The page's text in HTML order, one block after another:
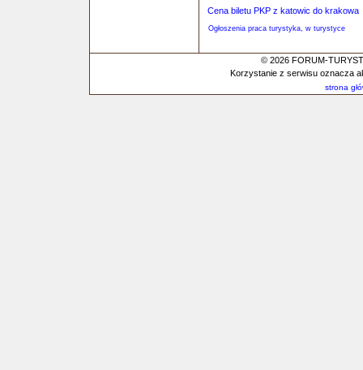
Cena biletu PKP z katowic do krakowa
Ogłoszenia praca turystyka, w turystyce
© 2026 FORUM-
Korzystanie z serwisu oznacza
strona